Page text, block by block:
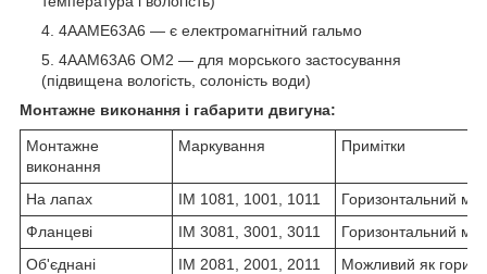
4ААМЕ63А6 ― є електромагнітний гальмо
4ААМ63А6 ОМ2 ― для морського застосування
(підвищена вологість, солоність води)
Монтажне виконання і габарити двигуна:
Монтажне
виконання
Маркування Примітки
На лапах IM 1081, 1001, 1011
Горизонтальний
Фланцеві
IM 3081, 3001, 3011
Горизонтальний
Об'єднані
IM 2081, 2001, 2011
Можливий як